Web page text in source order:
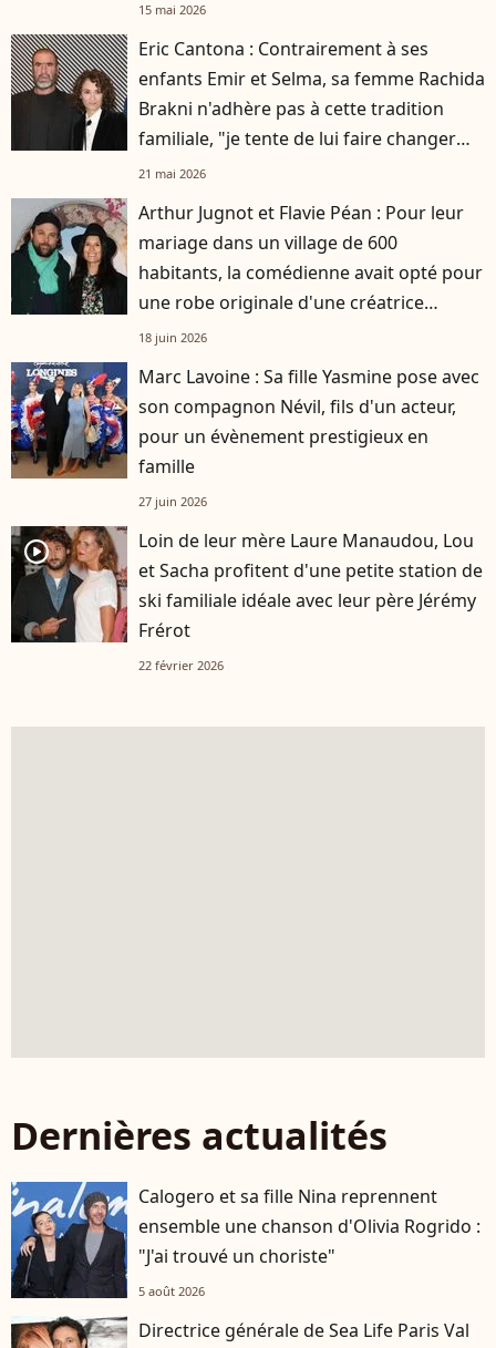
15 mai 2026
Eric Cantona : Contrairement à ses
enfants Emir et Selma, sa femme Rachida
Brakni n'adhère pas à cette tradition
familiale, "je tente de lui faire changer
d'avis"
21 mai 2026
Arthur Jugnot et Flavie Péan : Pour leur
mariage dans un village de 600
habitants, la comédienne avait opté pour
une robe originale d'une créatrice
française
18 juin 2026
Marc Lavoine : Sa fille Yasmine pose avec
son compagnon Névil, fils d'un acteur,
pour un évènement prestigieux en
famille
27 juin 2026
player2
Loin de leur mère Laure Manaudou, Lou
et Sacha profitent d'une petite station de
ski familiale idéale avec leur père Jérémy
Frérot
22 février 2026
Dernières actualités
Calogero et sa fille Nina reprennent
ensemble une chanson d'Olivia Rogrido :
"J'ai trouvé un choriste"
5 août 2026
Directrice générale de Sea Life Paris Val